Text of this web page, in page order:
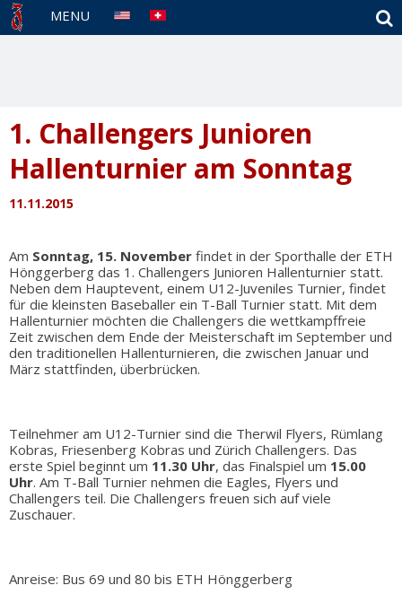
MENU
1. Challengers Junioren
Hallenturnier am Sonntag
11.11.2015
Am Sonntag, 15. November findet in der Sporthalle der ETH
Hönggerberg das 1. Challengers Junioren Hallenturnier statt.
Neben dem Hauptevent, einem U12-Juveniles Turnier, findet
für die kleinsten Baseballer ein T-Ball Turnier statt. Mit dem
Hallenturnier möchten die Challengers die wettkampffreie
Zeit zwischen dem Ende der Meisterschaft im September und
den traditionellen Hallenturnieren, die zwischen Januar und
März stattfinden, überbrücken.
Teilnehmer am U12-Turnier sind die Therwil Flyers, Rümlang
Kobras, Friesenberg Kobras und Zürich Challengers. Das
erste Spiel beginnt um 11.30 Uhr, das Finalspiel um 15.00
Uhr. Am T-Ball Turnier nehmen die Eagles, Flyers und
Challengers teil. Die Challengers freuen sich auf viele
Zuschauer.
Anreise: Bus 69 und 80 bis ETH Hönggerberg